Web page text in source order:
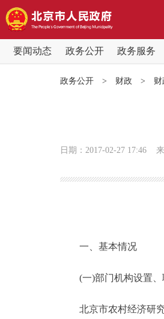
要闻动态 政务公开 政务服务
政务公开 > 财政 > 财
日期：2017-02-27 17:46
一、基本情况
(一)部门机构设置、
北京市农村经济研究